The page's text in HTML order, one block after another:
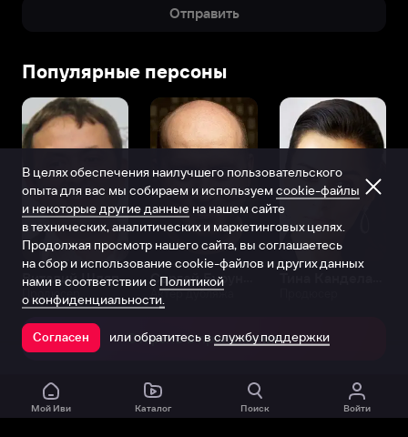
Отправить
Популярные персоны
Виталий Шляппо
Продюсер Актёр дубляжа
Открыть в приложении
Мой Иви Каталог Поиск Войти
В целях обеспечения наилучшего пользовательского
опыта для вас мы собираем и используем cookie-файлы
и некоторые другие данные на нашем сайте
в технических, аналитических и маркетинговых целях.
Продолжая просмотр нашего сайта, вы соглашаетесь
на сбор и использование cookie-файлов и других данных
нами в соответствии с Политикой
о конфиденциальности.
Согласен или обратитесь в службу поддержки